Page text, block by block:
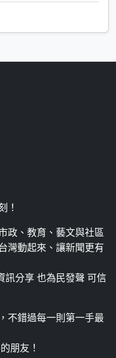
！
政、教育、藝文與社區
灣動起來、讓新聞更有
訊分享 也為民發聲 可信
不錯過每一則第一手最
朋友！